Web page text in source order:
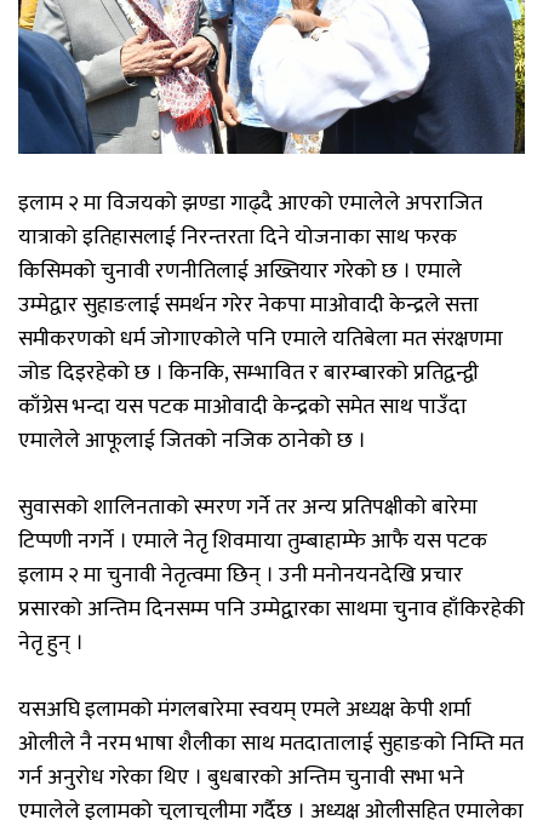
इलाम २ मा विजयको झण्डा गाढ्दै आएको एमालेले अपराजित
यात्राको इतिहासलाई निरन्तरता दिने योजनाका साथ फरक
किसिमको चुनावी रणनीतिलाई अख्तियार गरेको छ । एमाले
उम्मेद्वार सुहाङलाई समर्थन गरेर नेकपा माओवादी केन्द्रले सत्ता
समीकरणको धर्म जोगाएकोले पनि एमाले यतिबेला मत संरक्षणमा
जोड दिइरहेको छ । किनकि, सम्भावित र बारम्बारको प्रतिद्वन्द्वी
काँग्रेस भन्दा यस पटक माओवादी केन्द्रको समेत साथ पाउँदा
एमालेले आफूलाई जितको नजिक ठानेको छ ।
सुवासको शालिनताको स्मरण गर्ने तर अन्य प्रतिपक्षीको बारेमा
टिप्पणी नगर्ने । एमाले नेतृ शिवमाया तुम्बाहाम्फे आफै यस पटक
इलाम २ मा चुनावी नेतृत्वमा छिन् । उनी मनोनयनदेखि प्रचार
प्रसारको अन्तिम दिनसम्म पनि उम्मेद्वारका साथमा चुनाव हाँकिरहेकी
नेतृ हुन् ।
यसअघि इलामको मंगलबारेमा स्वयम् एमले अध्यक्ष केपी शर्मा
ओलीले नै नरम भाषा शैलीका साथ मतदातालाई सुहाङको निम्ति मत
गर्न अनुरोध गरेका थिए । बुधबारको अन्तिम चुनावी सभा भने
एमालेले इलामको चुलाचुलीमा गर्दैछ । अध्यक्ष ओलीसहित एमालेका